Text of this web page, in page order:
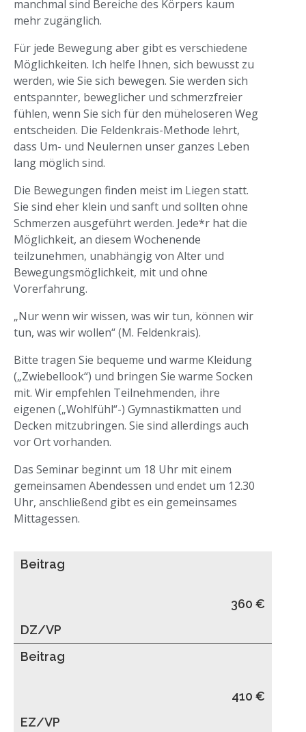
manchmal sind Bereiche des Körpers kaum
mehr zugänglich.
Für jede Bewegung aber gibt es verschiedene
Möglichkeiten. Ich helfe Ihnen, sich bewusst zu
werden, wie Sie sich bewegen. Sie werden sich
entspannter, beweglicher und schmerzfreier
fühlen, wenn Sie sich für den müheloseren Weg
entscheiden. Die Feldenkrais-Methode lehrt,
dass Um- und Neulernen unser ganzes Leben
lang möglich sind.
Die Bewegungen finden meist im Liegen statt.
Sie sind eher klein und sanft und sollten ohne
Schmerzen ausgeführt werden. Jede*r hat die
Möglichkeit, an diesem Wochenende
teilzunehmen, unabhängig von Alter und
Bewegungsmöglichkeit, mit und ohne
Vorerfahrung.
„Nur wenn wir wissen, was wir tun, können wir
tun, was wir wollen“ (M. Feldenkrais).
Bitte tragen Sie bequeme und warme Kleidung
(„Zwiebellook“) und bringen Sie warme Socken
mit. Wir empfehlen Teilnehmenden, ihre
eigenen („Wohlfühl“-) Gymnastikmatten und
Decken mitzubringen. Sie sind allerdings auch
vor Ort vorhanden.
Das Seminar beginnt um 18 Uhr mit einem
gemeinsamen Abendessen und endet um 12.30
Uhr, anschließend gibt es ein gemeinsames
Mittagessen.
Beitrag
360 €
DZ/VP
Beitrag
410 €
EZ/VP